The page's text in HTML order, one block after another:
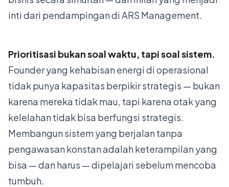
inti dari pendampingan di ARS Management.
Prioritisasi bukan soal waktu, tapi soal sistem.
Founder yang kehabisan energi di operasional
tidak punya kapasitas berpikir strategis — bukan
karena mereka tidak mau, tapi karena otak yang
kelelahan tidak bisa berfungsi strategis.
Membangun sistem yang berjalan tanpa
pengawasan konstan adalah keterampilan yang
bisa — dan harus — dipelajari sebelum mencoba
tumbuh.